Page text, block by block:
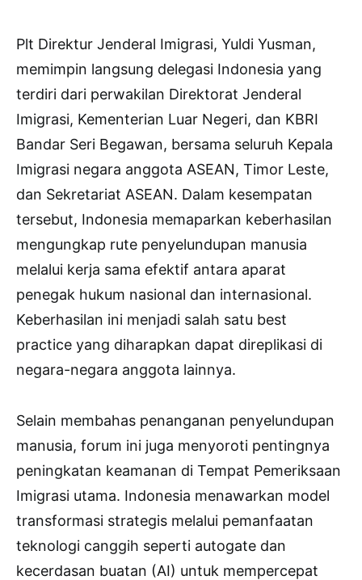
Plt Direktur Jenderal Imigrasi, Yuldi Yusman,
memimpin langsung delegasi Indonesia yang
terdiri dari perwakilan Direktorat Jenderal
Imigrasi, Kementerian Luar Negeri, dan KBRI
Bandar Seri Begawan, bersama seluruh Kepala
Imigrasi negara anggota ASEAN, Timor Leste,
dan Sekretariat ASEAN. Dalam kesempatan
tersebut, Indonesia memaparkan keberhasilan
mengungkap rute penyelundupan manusia
melalui kerja sama efektif antara aparat
penegak hukum nasional dan internasional.
Keberhasilan ini menjadi salah satu best
practice yang diharapkan dapat direplikasi di
negara-negara anggota lainnya.
Selain membahas penanganan penyelundupan
manusia, forum ini juga menyoroti pentingnya
peningkatan keamanan di Tempat Pemeriksaan
Imigrasi utama. Indonesia menawarkan model
transformasi strategis melalui pemanfaatan
teknologi canggih seperti autogate dan
kecerdasan buatan (AI) untuk mempercepat